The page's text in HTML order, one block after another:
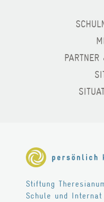
TARIFE
Theresianum
PARTNER
Stiftung
Schule und Internat